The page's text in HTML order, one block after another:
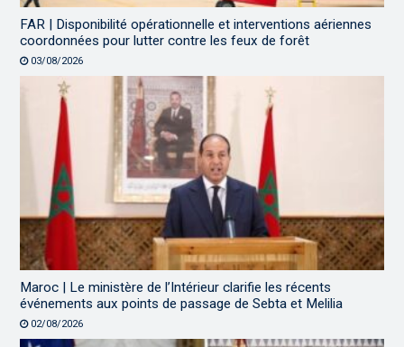
FAR | Disponibilité opérationnelle et interventions aériennes
coordonnées pour lutter contre les feux de forêt
03/08/2026
Maroc | Le ministère de l’Intérieur clarifie les récents
événements aux points de passage de Sebta et Melilia
02/08/2026